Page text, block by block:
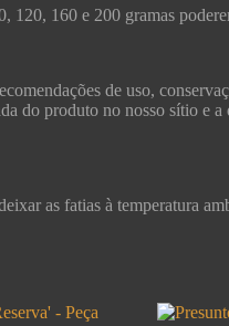
160 e 200 gramas
de uso,
do produto no nosso sítio e
as fatias à temperatura